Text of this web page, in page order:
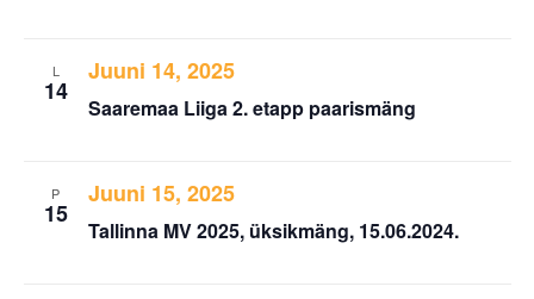
L
14
Juuni 14, 2025
Saaremaa Liiga 2. etapp paarismäng
P
15
Juuni 15, 2025
Tallinna MV 2025, üksikmäng, 15.06.2024.